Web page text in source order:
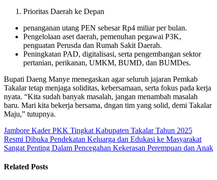
Prioritas Daerah ke Depan
penanganan utang PEN sebesar Rp4 miliar per bulan.
Pengelolaan aset daerah, pemenuhan pegawai P3K,
penguatan Perusda dan Rumah Sakit Daerah.
Peningkatan PAD, digitalisasi, serta pengembangan sektor
pertanian, perikanan, UMKM, BUMD, dan BUMDes.
Bupati Daeng Manye menegaskan agar seluruh jajaran Pemkab
Takalar tetap menjaga soliditas, kebersamaan, serta fokus pada kerja
nyata. “Kita sudah banyak masalah, jangan menambah masalah
baru. Mari kita bekerja bersama, dngan tim yang solid, demi Takalar
Maju,” tutupnya.
Jambore Kader PKK Tingkat Kabupaten Takalar Tahun 2025
Resmi Dibuka Pendekatan Keluarga dan Edukasi ke Masyarakat
Sangat Penting Dalam Pencegahan Kekerasan Perempuan dan Anak
Related Posts